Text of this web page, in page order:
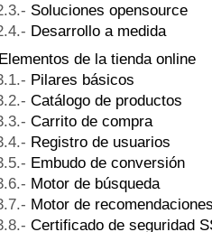
Soluciones opensource
Desarrollo a medida
Elementos de la tienda online
Pilares básicos
Catálogo de productos
Carrito de compra
Registro de usuarios
Embudo de conversión
Motor de búsqueda
Motor de
Certificado de seguridad